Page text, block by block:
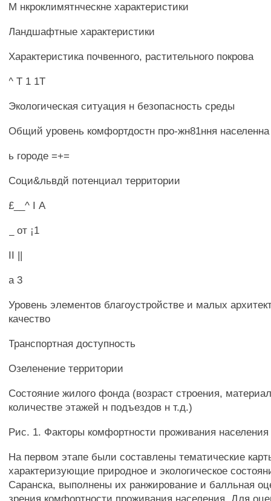
М нкроклимятнческне характеристики
Ландшафтные характеристики
Характеристика почвенного, растительного покрова
^ Т 1 1Т
Экологическая ситуация н безопасность среды
Общий уровень комфортдостн про-жн81ння населенна
ь городе =+=
Соци&львдй потенциал территории
£__^ I А
_ от ¡1
II ||
а 3
Уровень элементов благоустройстве и малых
качество
Транспортная доступность
Озеленение территории
Состояние жилого фонда (возраст строения,
количестве этажей н подъездов н т.д.)
Рис. 1. Факторы комфортности проживания населения
На первом этапе были составлены тематические
характеризующие природное и экологическое
Саранска, выполнены их ранжирование и балльная
зрения комфортности проживания населения. Для